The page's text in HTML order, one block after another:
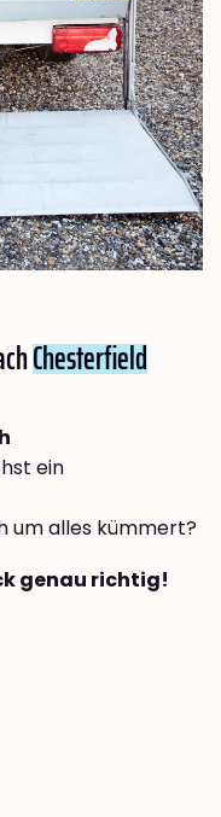
Chesterfield
ein
um alles kümmert?
genau richtig!